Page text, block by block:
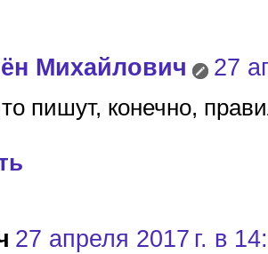
Михайлович 27
пишут, конечно,
27 апреля 2017 г. в